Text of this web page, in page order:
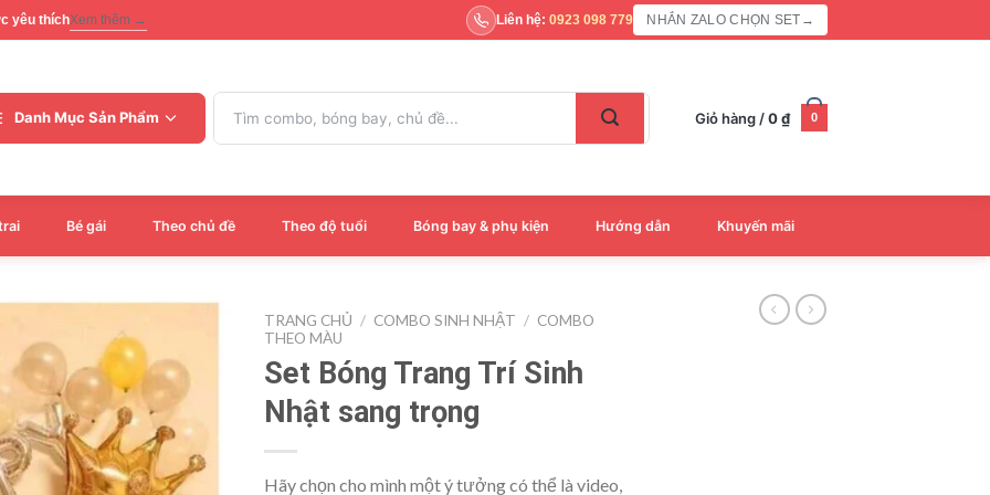
yêu thíchXem thêm → Liên hệ:0923 098 779 NHẮN ZALO CHỌN SET →
Danh Mục Sản Phẩm
Tìm
kiếm:
Giỏ hàng /0₫ 0
Bé gái Theo chủ đề Theo độ tuổi Bóng bay & phụ kiện Hướng dẫn Khuyến mãi
TRANG CHỦ / COMBO SINH NHẬT / COMBO
THEO MÀU
Set Bóng Trang Trí Sinh
Nhật sang trọng
Hãy chọn cho mình một ý tưởng có thể là video,